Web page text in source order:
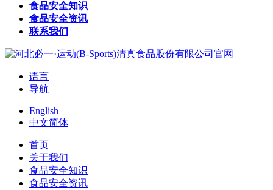
食品安全知识
食品安全资讯
联系我们
语言
导航
English
中文简体
首页
关于我们
食品安全知识
食品安全资讯